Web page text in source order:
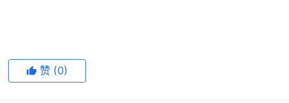
赞 (0)